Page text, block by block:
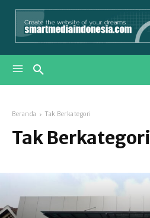
Beranda Tak Berkategori
Tak Berkategori